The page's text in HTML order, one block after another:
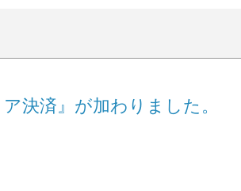
決済』が加わりました。